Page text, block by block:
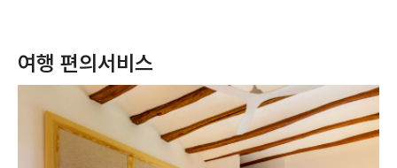
여행 편의서비스